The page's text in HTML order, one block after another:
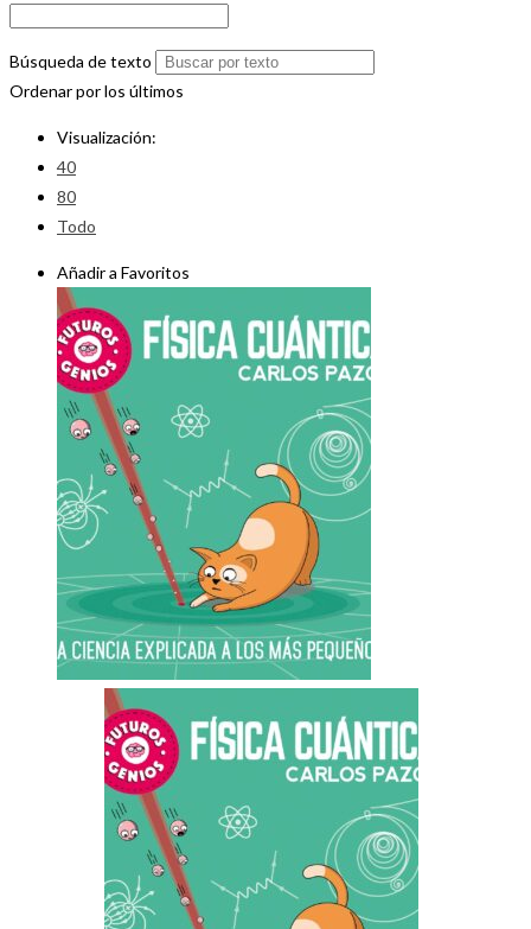
Búsqueda de texto
Ordenar por los últimos
Visualización:
40
80
Todo
Añadir a Favoritos